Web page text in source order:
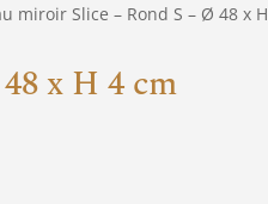
miroir Slice – Rond S – Ø 48 x
x H 4 cm